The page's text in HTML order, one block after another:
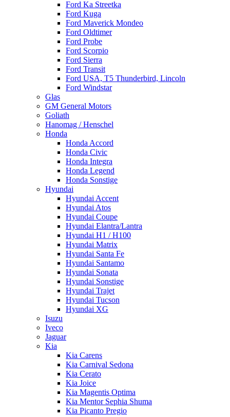
Ford Ka Streetka
Ford Kuga
Ford Maverick Mondeo
Ford Oldtimer
Ford Probe
Ford Scorpio
Ford Sierra
Ford Transit
Ford USA, T5 Thunderbird, Lincoln
Ford Windstar
Glas
GM General Motors
Goliath
Hanomag / Henschel
Honda
Honda Accord
Honda Civic
Honda Integra
Honda Legend
Honda Sonstige
Hyundai
Hyundai Accent
Hyundai Atos
Hyundai Coupe
Hyundai Elantra/Lantra
Hyundai H1 / H100
Hyundai Matrix
Hyundai Santa Fe
Hyundai Santamo
Hyundai Sonata
Hyundai Sonstige
Hyundai Trajet
Hyundai Tucson
Hyundai XG
Isuzu
Iveco
Jaguar
Kia
Kia Carens
Kia Carnival Sedona
Kia Cerato
Kia Joice
Kia Magentis Optima
Kia Mentor Sephia Shuma
Kia Picanto Pregio